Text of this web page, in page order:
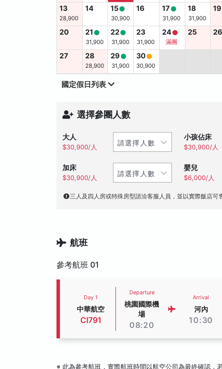
13
28,900
14 15
30,900
16 17
31,900
18
31,900
19
20 21
31,900
22
31,900
23
31,900
24
滿團
25
27 28
28,900
29
31,900
30
30,900
國定假日列表
選擇參團人數
大人
$30,900/人
小孩佔床
$30,900/人
加床
$30,900/人
嬰兒
$6,000/人
三人及四人房或特殊房型請洽客服人員，並以實際飯店可
航班
參考航班 01
Day 1
中華航空
CI791
Departure
桃園國際機
場
08:20
Arrival
河內
10:30
※ 此為參考航班，實際航班時間以航空公司為最終確認，